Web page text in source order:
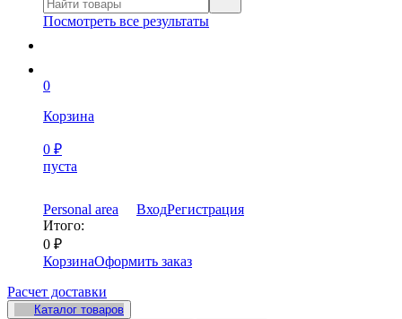
Посмотреть все результаты
0
Корзина
0 ₽
пуста
Personal area ВходРегистрация
Итого:
0 ₽
КорзинаОформить заказ
Расчет доставки
Каталог товаров